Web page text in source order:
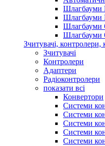
Шлагбауми
Шлагбауми
Шлагбауми
Шлагбауми
Зчитувачі, контролери,
Зчитувачі
Контролери
Адаптери
Радіоконтролери
показати всі
Конвертори
Системи
Системи
Системи
Системи
Системи